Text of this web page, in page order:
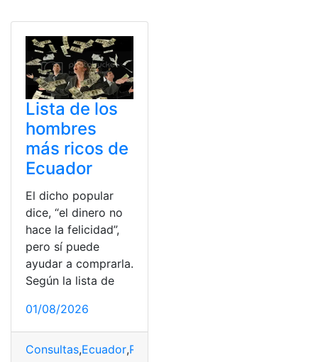
Lista de los
hombres
más ricos de
Ecuador
El dicho popular
dice, “el dinero no
hace la felicidad”,
pero sí puede
ayudar a comprarla.
Según la lista de
01/08/2026
Consultas,Ecuador,Ricos